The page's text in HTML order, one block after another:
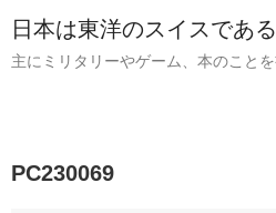
日本は東洋のスイスであ
主にミリタリーやゲーム、本のこと
PC230069